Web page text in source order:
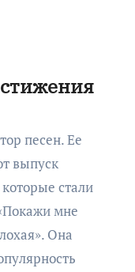
песен. Ее
выпуск
стали
мне
Она